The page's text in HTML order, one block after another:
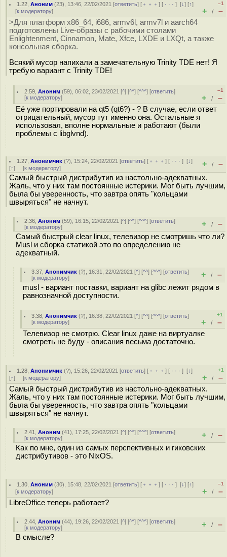
1.22 ,Аноним (23), 13:46, 22/02/2021 [ответить] [ ﹢﹢﹢] [ · · ·][↓] [↑]
[к модератору]
–1
+ / –
>Для платформ x86_64, i686, armv6l, armv7l и aarch64
подготовлены Live-образы с рабочими столами
Enlightenment, Cinnamon, Mate, Xfce, LXDE и LXQt, а также
консольная сборка.
Всякий мусор напихали а замечательную Trinity TDE нет! Я
требую вариант с Trinity TDE!
2.59 ,Аноним (59), 06:02, 23/02/2021 [^] [^^] [^^^] [ответить]
[к модератору]
–1
+ / –
Её уже портировали на qt5 (qt6?) - ? В случае, если ответ
отрицательный, мусор тут именно она. Остальные я
использовал, вполне нормальные и работают (были
проблемы с libglvnd).
1.27 ,Анонимчик (?), 15:24, 22/02/2021 [ответить] [ ﹢﹢﹢] [ · · ·][↓]
[↑] [к модератору] + / –
Самый быстрый дистрибутив из настольно-адекватных.
Жаль, что у них там постоянные истерики. Мог быть лучшим,
была бы уверенность, что завтра опять "кольцами
швыряться" не начнут.
2.36 ,Аноним (59), 16:15, 22/02/2021 [^] [^^] [^^^] [ответить]
[к модератору] + / –
Самый быстрый clear linux, телевизор не смотришь что ли?
Musl и сборка статикой это по определению не
адекватный.
3.37 ,Анонимчик (?), 16:31, 22/02/2021 [^] [^^] [^^^] [ответить]
[к модератору] + / –
musl - вариант поставки, вариант на glibc лежит рядом в
равнозначной доступности.
3.38 ,Анонимчик (?), 16:38, 22/02/2021 [^] [^^] [^^^] [ответить]
[к модератору]
+1
+ / –
Телевизор не смотрю. Clear linux даже на виртуалке
смотреть не буду - описания весьма достаточно.
1.28 ,Анонимчик (?), 15:26, 22/02/2021 [ответить] [ ﹢﹢﹢] [ · · ·][↓]
[↑] [к модератору]
+1
+ / –
Самый быстрый дистрибутив из настольно-адекватных.
Жаль, что у них там постоянные истерики. Мог быть лучшим,
была бы уверенность, что завтра опять "кольцами
швыряться" не начнут.
2.41 ,Аноним (41), 17:25, 22/02/2021 [^] [^^] [^^^] [ответить]
[к модератору] + / –
Как по мне, один из самых перспективных и гиковских
дистрибутивов - это NixOS.
1.30 ,Аноним (30), 15:48, 22/02/2021 [ответить] [ ﹢﹢﹢] [ · · ·][↓] [↑]
[к модератору]
–1
+ / –
LibreOffice теперь работает?
2.44 ,Аноним (44), 19:26, 22/02/2021 [^] [^^] [^^^] [ответить]
[к модератору] + / –
В смысле?